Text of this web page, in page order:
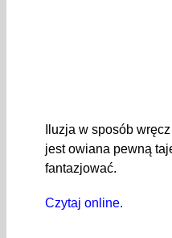
Iluzja w sposób
jest owiana pewną
fantazjować.
Czytaj online.